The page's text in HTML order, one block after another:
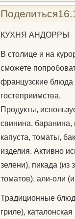
Поделиться
КУХНЯ АНДОРРЫ
В столице и на
сможете
французские
гостеприимства.
Продукты,
свинина, баранина,
капуста, томаты,
изделия. Активно
зелени), пикада (из
томатов), али-оли
Традиционные
гриле),